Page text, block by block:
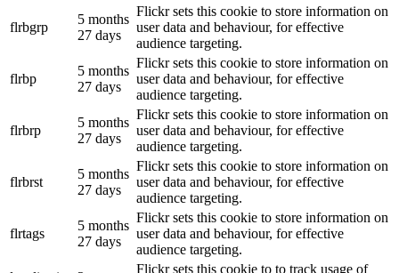
flrbgrp
5 months
27 days
Flickr sets this cookie to store information on
user data and behaviour, for effective
audience targeting.
flrbp
5 months
27 days
Flickr sets this cookie to store information on
user data and behaviour, for effective
audience targeting.
flrbrp
5 months
27 days
Flickr sets this cookie to store information on
user data and behaviour, for effective
audience targeting.
flrbrst
5 months
27 days
Flickr sets this cookie to store information on
user data and behaviour, for effective
audience targeting.
flrtags
5 months
27 days
Flickr sets this cookie to store information on
user data and behaviour, for effective
audience targeting.
Flickr sets this cookie to to track usage of